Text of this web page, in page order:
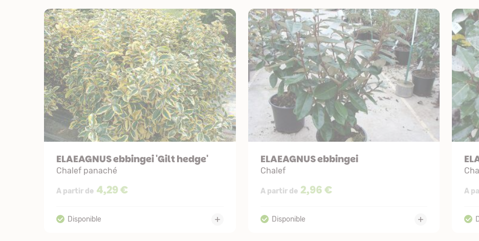
ELAEAGNUS ebbingei 'Gilt hedge'
Chalef panaché
A partir de 4,29 €
ELAEAGNUS ebbingei
Chalef
A partir de 2,96 € A